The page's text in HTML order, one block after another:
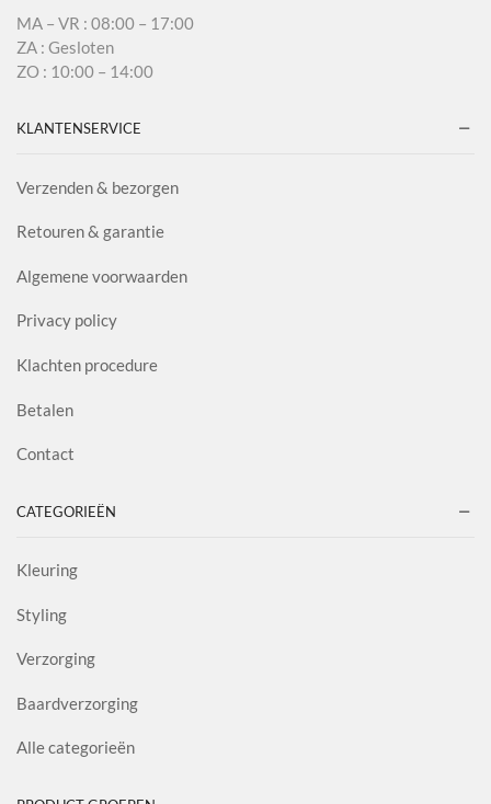
MA – VR : 08:00 – 17:00
ZA : Gesloten
ZO : 10:00 – 14:00
KLANTENSERVICE
Verzenden & bezorgen
Retouren & garantie
Algemene voorwaarden
Privacy policy
Klachten procedure
Betalen
Contact
CATEGORIEËN
Kleuring
Styling
Verzorging
Baardverzorging
Alle categorieën